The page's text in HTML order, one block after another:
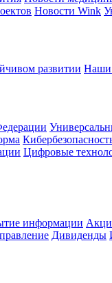
Новости Wink
развитии Наши
Цифровые
информации
Дивиденды